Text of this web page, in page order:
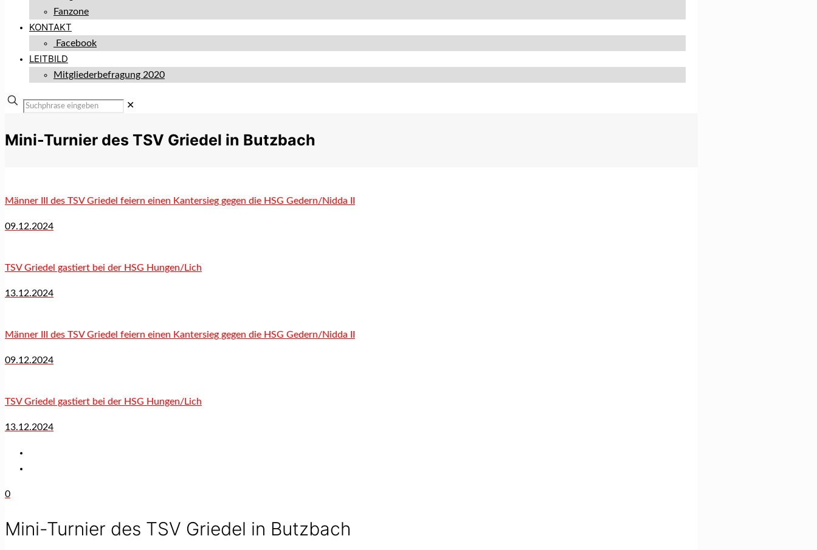
Fanzone
KONTAKT
Facebook
LEITBILD
Mitgliederbefragung 2020
✕
Mini-Turnier des TSV Griedel in Butzbach
Männer III des TSV Griedel feiern einen Kantersieg gegen die HSG Gedern/Nidda II
09.12.2024
TSV Griedel gastiert bei der HSG Hungen/Lich
13.12.2024
Männer III des TSV Griedel feiern einen Kantersieg gegen die HSG Gedern/Nidda II
09.12.2024
TSV Griedel gastiert bei der HSG Hungen/Lich
13.12.2024
0
Mini-Turnier des TSV Griedel in Butzbach